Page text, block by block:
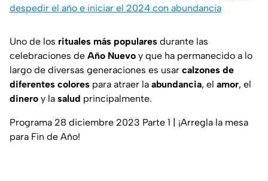
despedir el año e iniciar el 2024 con abundancia
Uno de los rituales más populares durante las
celebraciones de Año Nuevo y que ha permanecido a lo
largo de diversas generaciones es usar calzones de
diferentes colores para atraer la abundancia, el amor, el
dinero y la salud principalmente.
Programa 28 diciembre 2023 Parte 1 | ¡Arregla la mesa
para Fin de Año!